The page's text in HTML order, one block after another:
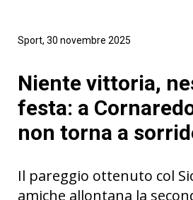
Sport, 30 novembre 2025
Niente vittoria,
festa: a
non torna a
Il pareggio ottenuto col
amiche allontana la